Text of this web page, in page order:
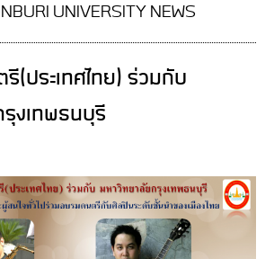
UNIVERSITY NEWS
(ประเทศไทย) ร่วมกับ
งเทพธนบุรี